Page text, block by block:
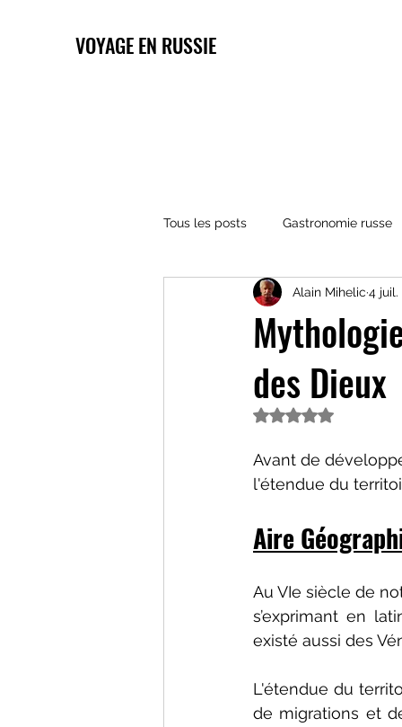
VOYAGE EN RUSSIE
Tous les posts Gastronomie russe
Architecture russe Religions
des Dieux
Alain Mihelic 4 juil.
Noté NaN étoiles
Avant de
l'étendue du
Aire
Au VIe siècle de
s’exprimant en
existé aussi des
L'étendue du
de migrations et